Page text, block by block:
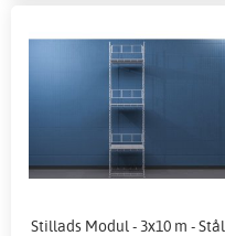
Stillads Modul - 3x10 m - Stål